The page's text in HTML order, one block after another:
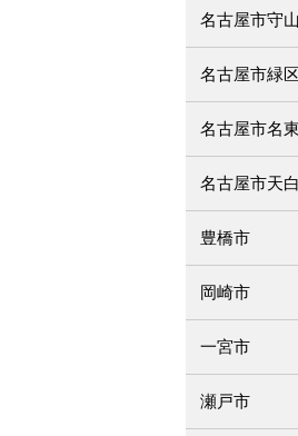
名古屋市守
名古屋市緑区
名古屋市名
名古屋市天
豊橋市
岡崎市
一宮市
瀬戸市